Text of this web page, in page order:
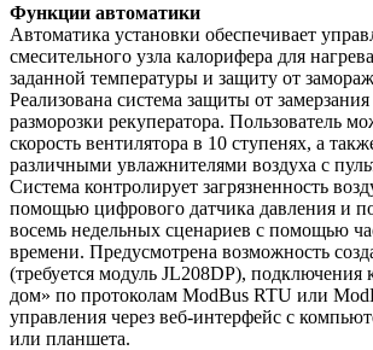
Функции автоматики
Автоматика установки обеспечивает
смесительного узла калорифера для
заданной температуры и защиту от
Реализована система защиты от
разморозки рекуператора. Пользователь
скорость вентилятора в 10 ступенях, а
различными увлажнителями воздуха с
Система контролирует загрязненность
помощью цифрового датчика давления и
восемь недельных сценариев с помощью
времени. Предусмотрена возможность
(требуется модуль JL208DP), подключения
дом» по протоколам ModBus RTU или
управления через веб-интерфейс с
или планшета.